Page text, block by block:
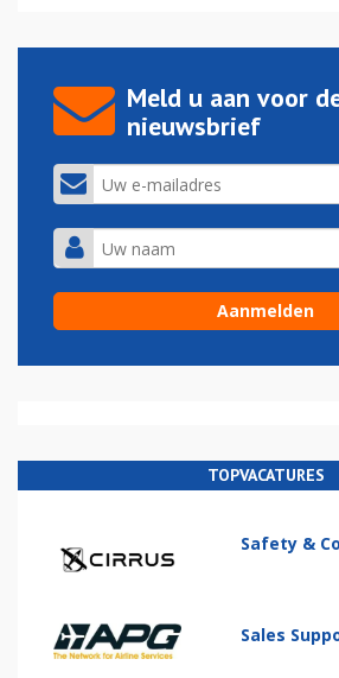
Meld u aan voor
nieuwsbrief
TOPVACATURES
Safety &
Sales